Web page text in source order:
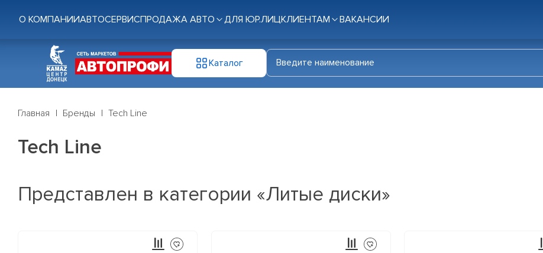
О КОМПАНИИАВТОСЕРВИСПРОДАЖА АВТО ДЛЯ ЮР.ЛИЦКЛИЕНТАМ ВАКАНСИИ
Каталог
Главная Бренды Tech Line
Tech Line
Представлен в категории «Литые диски»